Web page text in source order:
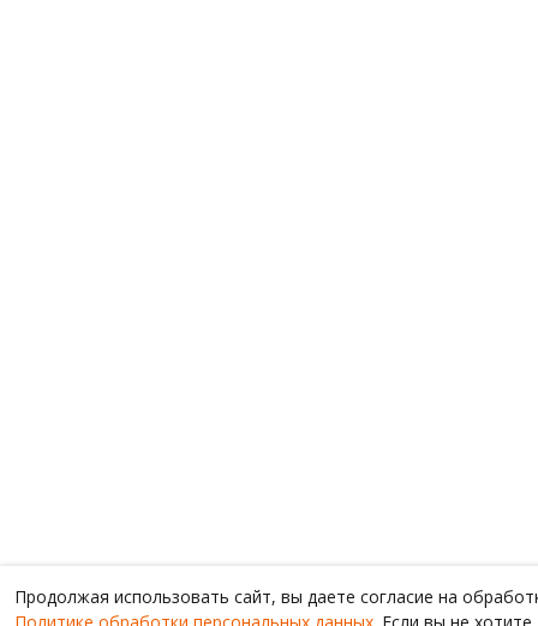
Продолжая использовать сайт, вы даете согласие на